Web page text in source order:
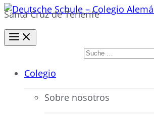
Santa Cruz de Tenerife
Buscar
Colegio
Sobre nosotros